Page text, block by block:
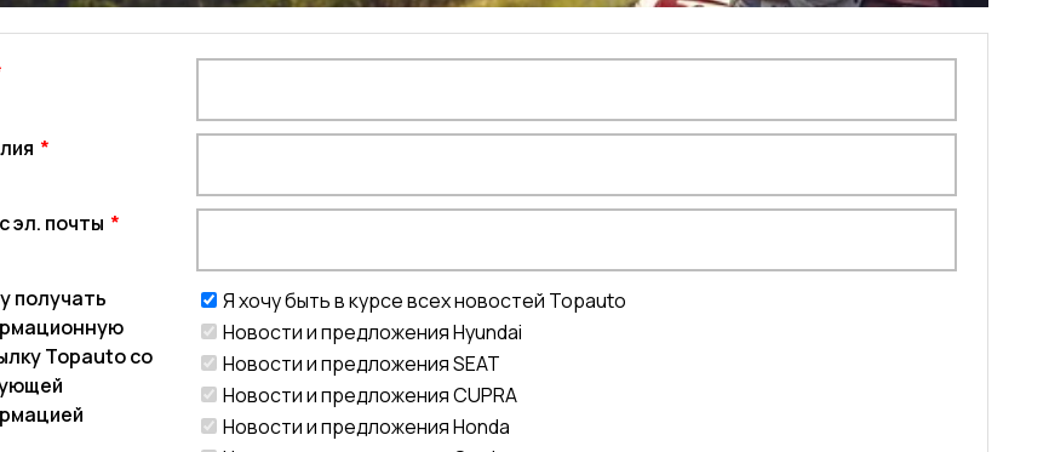
эл. почты
получать
Topauto со
Я хочу быть в курсе всех новостей Topauto
Новости и предложения Hyundai
Новости и предложения SEAT
Новости и предложения CUPRA
Новости и предложения Honda